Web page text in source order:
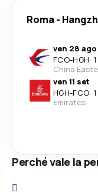
Roma-
ven 28 ago
FCO-HGH·
China
ven 11 set
HGH-FCO·
Emirates
Perché vale la